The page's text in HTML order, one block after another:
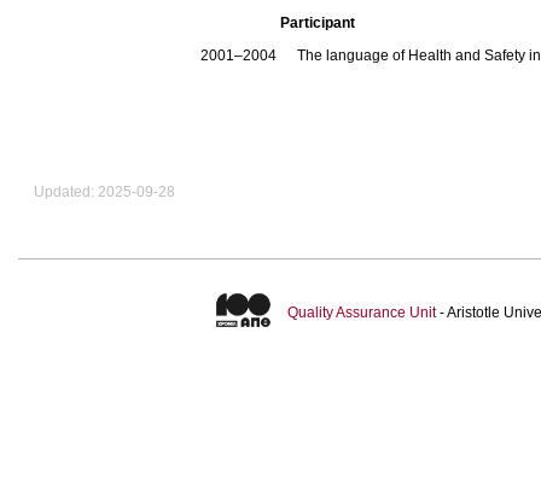
Participant
2001–2004
The language of Health and Safety
Updated: 2025-09-28
Quality Assurance Unit- Aristotle